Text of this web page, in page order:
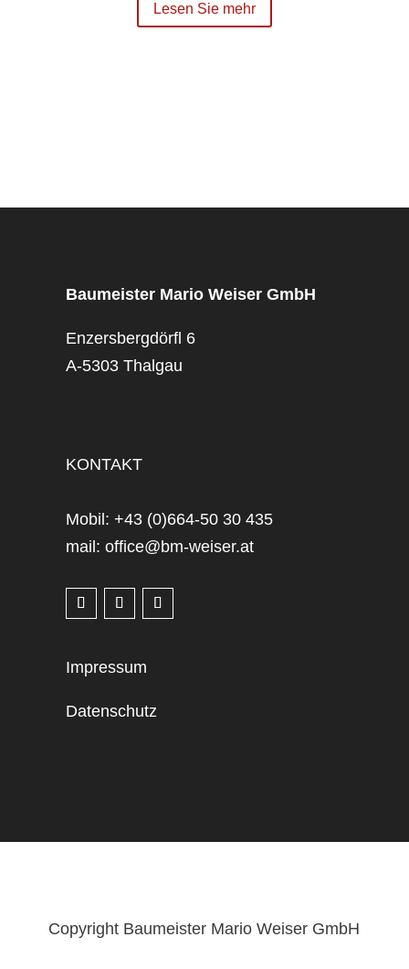
Lesen Sie mehr
Baumeister Mario Weiser GmbH
Enzersbergdörfl 6
A-5303 Thalgau
KONTAKT
Mobil: +43 (0)664-50 30 435
mail: office@bm-weiser.at
Impressum
Datenschutz
Copyright Baumeister Mario Weiser GmbH